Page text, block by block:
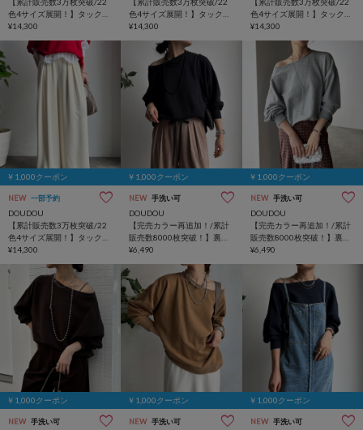
色4サイズ展開！】タックワ
イドパンツ
¥14,300
色4サイズ展開！】タックワ
イドパンツ
¥14,300
色4サイズ展開！】タックワ
イドパンツ
¥14,300
￥1,000クーポン
NEW 一部予約
DOUDOU
【累計販売数3万枚突破/22
色4サイズ展開！】タックワ
イドパンツ
¥14,300
￥1,000クーポン
NEW 手洗い可
DOUDOU
【完売カラー再追加！/累計
販売数8000枚突破！】裏毛
スウェット
¥6,490
￥1,000クーポン
NEW 手洗い可
DOUDOU
【完売カラー再追加！/累計
販売数8000枚突破！】裏毛
スウェット
¥6,490
￥1,000クーポン
NEW 手洗い可
￥1,000クーポン
NEW 手洗い可
￥1,000クーポン
NEW 手洗い可